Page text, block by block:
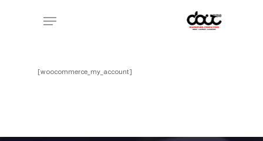
Menu
[woocommerce_my_account]